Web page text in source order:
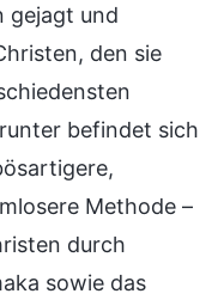
gejagt und
den sie
befindet sich
Methode –
durch
sowie das